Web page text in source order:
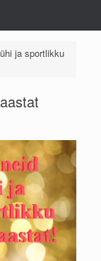
ja sportlikku